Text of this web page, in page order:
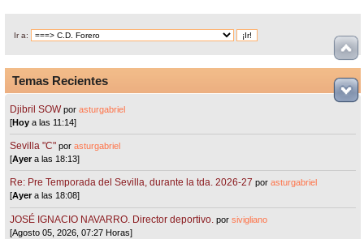
Ir a:
Temas Recientes
Djibril SOW porasturgabriel
[Hoy a las 11:14]
Sevilla "C"porasturgabriel
[Ayera las 18:13]
Re: Pre Temporada del Sevilla, durante la tda. 2026-27 porasturgabriel
[Ayera las 18:08]
JOSÉ IGNACIO NAVARRO. Director deportivo. porsivigliano
[Agosto 05, 2026, 07:27 Horas]